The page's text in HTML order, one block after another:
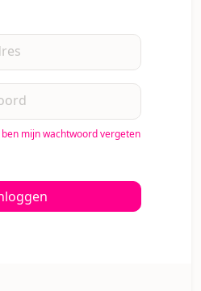
mijn wachtwoord vergeten